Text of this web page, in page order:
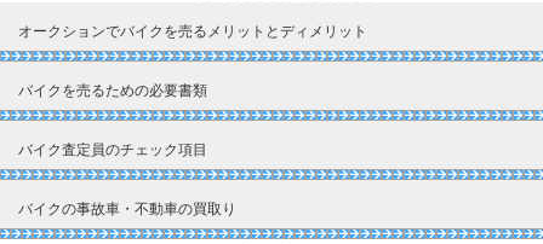
オークションでバイクを売るメリットとディメリット
バイクを売るための必要書類
バイク査定員のチェック項目
バイクの事故車・不動車の買取り